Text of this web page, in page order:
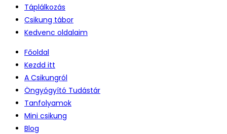
Táplálkozás
Csikung tábor
Kedvenc oldalaim
Főoldal
Kezdd itt
A Csikungról
Öngyógyító Tudástár
Tanfolyamok
Mini csikung
Blog